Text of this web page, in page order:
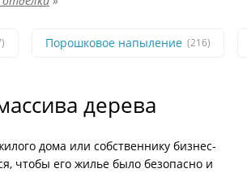
Порошковое напыление (216)
дерева
дома или собственнику бизнес-
чтобы его жилье было безопасно и